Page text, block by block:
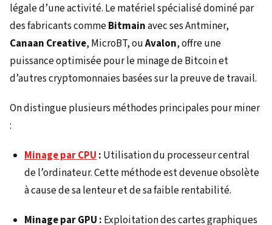
légale d’une activité. Le matériel spécialisé dominé par
des fabricants commeBitmainavec ses Antminer,
Canaan Creative, MicroBT, ouAvalon, offre une
puissance optimisée pour le minage de Bitcoin et
d’autres cryptomonnaies basées sur la preuve de travail.
On distingue plusieurs méthodes principales pour miner
:
Minage par CPU : Utilisation du processeur central
de l’ordinateur. Cette méthode est devenue obsolète
à cause de sa lenteur et de sa faible rentabilité.
Minage par GPU : Exploitation des cartes graphiques